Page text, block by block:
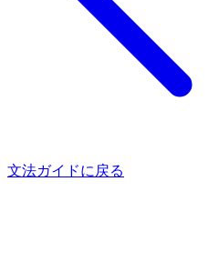
文法ガイドに戻る